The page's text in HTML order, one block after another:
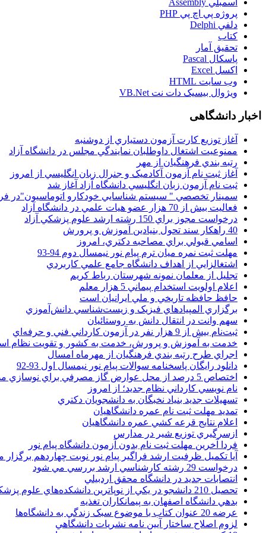
اسمبلي Assembly
پروژه پي اچ پي PHP
دلفي Delphi
کتاب
تحقيق آمار
پاسکال Pascal
اکسل Excel
وب سايت HTML
ويژوال بيسيک دات نت VB.Net
اخبار دانشگاهی
آغاز توزيع کارت آزمون دستياري از دوشنبه
ممنوعيت اشتغال داوطلبان نمايندگي مجلس در دانشگاه آزاد
رتبه بندي فرهنگيان از مهر
آغاز ثبت نام آزمون آکادميک و جنرال زبان انگليسي از امروز
ثبت نام آزمون زبان انگليسي دانشگاه آزاد آغاز شد
سمينار تخصصي " سيستم شناسايي خودکارو اتوماسيون"در
فعاليت بيش از 70 هزار عضو هيات علمي در دانشگاه آزاد
درخواست مجوز براي 150 رشته ارشد علوم پزشکي آزاد
40 راهکار سند تحول بنيادين آموزش و پرورش
اسامي قبولي براي مصاحبه دکتري، امروز
مهلت ثبت نمره میان ترم پیام نور نیمسال دوم 94-93
اشتغالزايي از اهداف دانشگاه جامع علمي کاربردي
تجليل از معلمان نمونه شهرستان رباط کريم
اعلام اولويت استخدام پيماني 5 هزار معلم
حافظ حافظه تاريخي و ملي ايرانيان است
برگزاري المپيادهاي فيزيک و زيست‌شناسي دانش‌آموزي
سهم وانت در انتقال دانش به روستائيان
ثبت‌نام بيش از 9 هزار نفر در آزمون کارداني فني و حرفه‌اي
خدمت به آموزش و پرورش، خدمت به کشور و تقويت نظام
اجراي طرح رتبه بندي فرهنگيان از مهرماه امسال
دانلود رایگان پاسخنامه سوالات پیام نور نیمسال اول 93-92
اختصاص 5 درصد از محل عوارض گاز مصرفي براي نوسازي مدارس
نام نويسي کارداني نظام جديد؛ از امروز
تسهيلات جديد بنياد نخبگان به دانشجويان دکتري
تمديد مهلت ثبت نام عمره دانشگاهيان
اعلام نتايج قرعه کشي عمره دانشگاهيان
ازسرگيري توزيع شير در مدارس
فردا آخرین مهلت ثبت نام بدون آزمون دانشگاه پیام نور
آیا تکمیل ظرفیت ارشد فراگیر پیام نور نوبت چهاردهم
درخواست 29 رشته کارشناسي ارشد بررسي مي شود
انتصابات جديد در دانشگاه محقق اردبيلي
تحصيل 210 دانشجو در يکي از نوپاترين دانشکده‌هاي علوم پزشکي کشور
بدهي دانشگاه اصفهان به پيمانکاران تغذيه
عرضه 20 عنوان کتاب با موضوع سبک زندگي به دانشگاه‌ها
لزوم اصلاح ساختار آيين نامه نشريات دانشگاهي